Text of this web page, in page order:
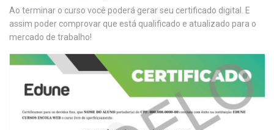
Ao terminar o curso você poderá gerar seu certificado digital. E
assim poder comprovar que está qualificado e atualizado para o
mercado de trabalho!